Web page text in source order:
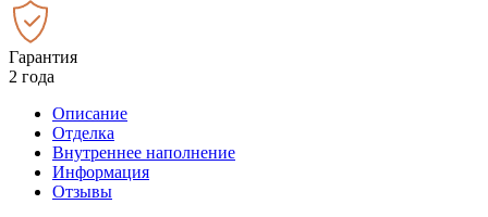
Гарантия
2 года
Описание
Отделка
Внутреннее наполнение
Информация
Отзывы